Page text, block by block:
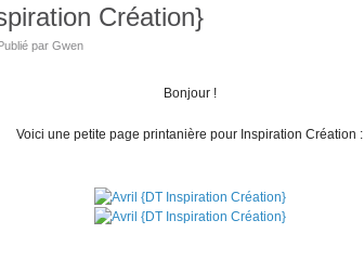
Création}
par Gwen
Bonjour !
Voici une petite page printanière pour Inspiration Création :